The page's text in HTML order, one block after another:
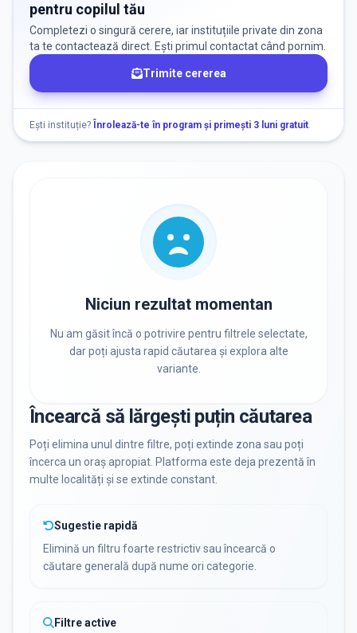
Nu există informații despre locuri libere
Resetează filtrele
pentru copilul tău
Completezi o singură cerere, iar instituțiile private din zona
ta te contactează direct. Ești primul contactat când pornim.
Trimite cererea
Ești instituție? Înrolează-te în program și primești 3 luni gratuit.
Niciun rezultat momentan
Nu am găsit încă o potrivire pentru filtrele selectate,
dar poți ajusta rapid căutarea și explora alte
variante.
Încearcă să lărgești puțin căutarea
Poți elimina unul dintre filtre, poți extinde zona sau poți
încerca un oraș apropiat. Platforma este deja prezentă în
multe localități și se extinde constant.
Sugestie rapidă
Elimină un filtru foarte restrictiv sau încearcă o
căutare generală după nume ori categorie.
Filtre active